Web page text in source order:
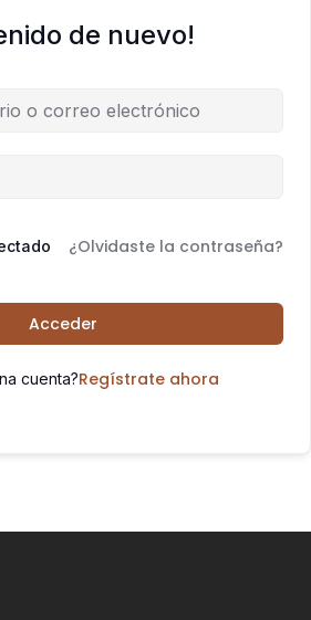
de nuevo!
¿Olvidaste la contraseña?
Acceder
cuenta?Regístrate ahora